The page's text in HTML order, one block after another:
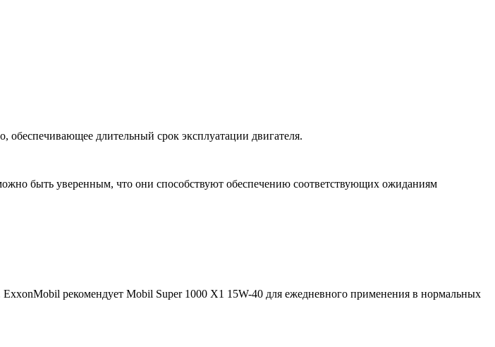
обеспечивающее длительный срок эксплуатации двигателя.
быть уверенным, что они способствуют обеспечению соответствующих ожиданиям
рекомендует Mobil Super 1000 X1 15W-40 для ежедневного применения в нормальных